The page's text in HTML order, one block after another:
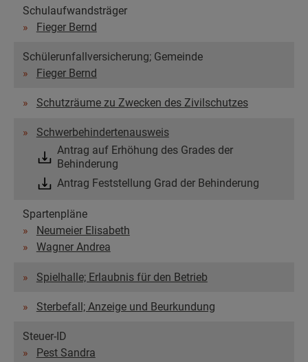
Schulaufwandsträger
Fieger Bernd
Schülerunfallversicherung; Gemeinde
Fieger Bernd
Schutzräume zu Zwecken des Zivilschutzes
Schwerbehindertenausweis
Antrag auf Erhöhung des Grades der
Behinderung
Antrag Feststellung Grad der Behinderung
Spartenpläne
Neumeier Elisabeth
Wagner Andrea
Spielhalle; Erlaubnis für den Betrieb
Sterbefall; Anzeige und Beurkundung
Steuer-ID
Pest Sandra